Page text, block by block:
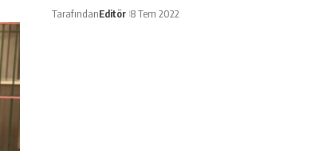
TarafındanEditör 8 Tem 2022